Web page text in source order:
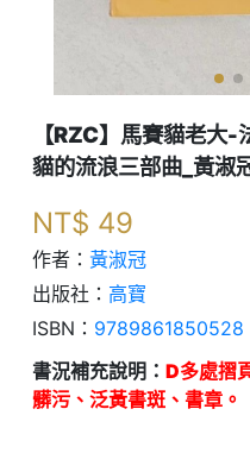
【RZC】馬賽貓老大-
貓的流浪三部曲_黃淑
NT$ 49
作者： 黃淑冠
出版社： 高寶
ISBN： 9789861850528
書況補充說明： D多處摺
髒污、泛黃書斑、書章。